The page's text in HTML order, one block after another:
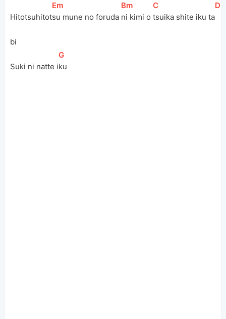
Hitotsuhitot
[Em
su mune no foruda
[Bm
ni kimi o
[
C
tsuika shite iku ta
[D
bi
Suki ni natte i
[
G
ku